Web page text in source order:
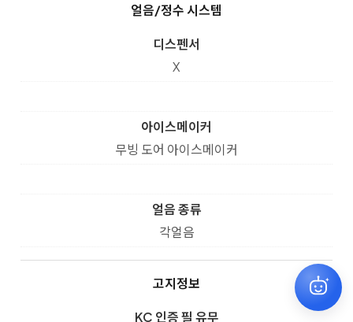
얼음/정수 시스템
디스펜서
X
아이스메이커
무빙 도어 아이스메이커
얼음 종류
각얼음
고지정보
KC 인증 필 유무